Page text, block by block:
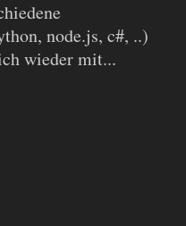
node.js, c#, ..)
wieder mit...